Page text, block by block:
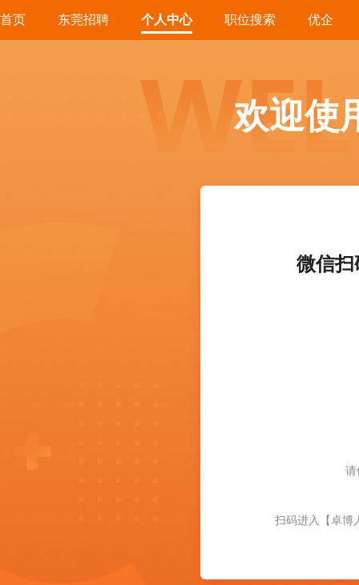
首页 东莞招聘 个人中心 职位搜索 优企
欢迎使
微信扫
请
扫码进入【卓博